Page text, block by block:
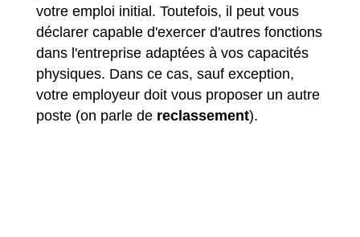
votre emploi initial. Toutefois, il peut vous
déclarer capable d'exercer d'autres fonctions
dans l'entreprise adaptées à vos capacités
physiques. Dans ce cas, sauf exception,
votre employeur doit vous proposer un autre
poste (on parle de reclassement).